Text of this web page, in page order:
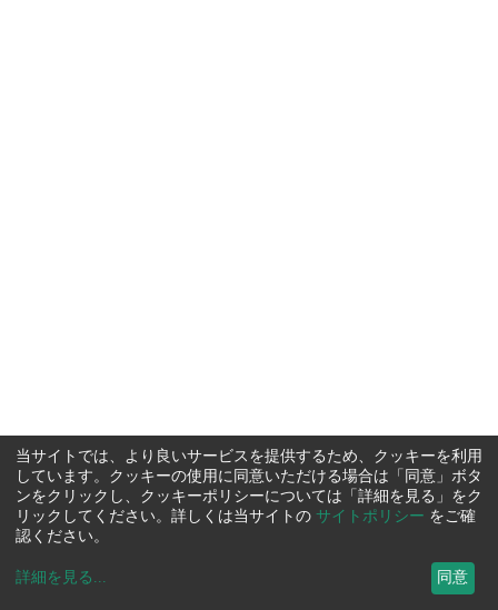
当サイトでは、より良いサービスを提供するため、クッキーを利用
しています。クッキーの使用に同意いただける場合は「同意」ボタ
ンをクリックし、クッキーポリシーについては「詳細を見る」をク
リックしてください。詳しくは当サイトの サイトポリシー をご確
認ください。
詳細を見る ... 同意